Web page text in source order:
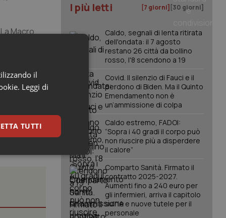
Macro
rete
I più letti [7 giorni] [30 giorni]
Caldo, segnali di lenta ritirata
dell'ondata: il 7 agosto
restano 26 città da bollino
rosso, l'8 scendono a 19
Covid. Il silenzio di Fauci e il
perdono di Biden. Ma il Quinto
Emendamento non è
un’ammissione di colpa
Caldo estremo, FADOI:
“Sopra i 40 gradi il corpo può
non riuscire più a disperdere
il calore”
Comparto Sanità. Firmato il
contratto 2025-2027.
Aumenti fino a 240 euro per
gli infermieri, arriva il capitolo
sull'IA e nuove tutele per il
personale
il
Leggi di
TUTTI